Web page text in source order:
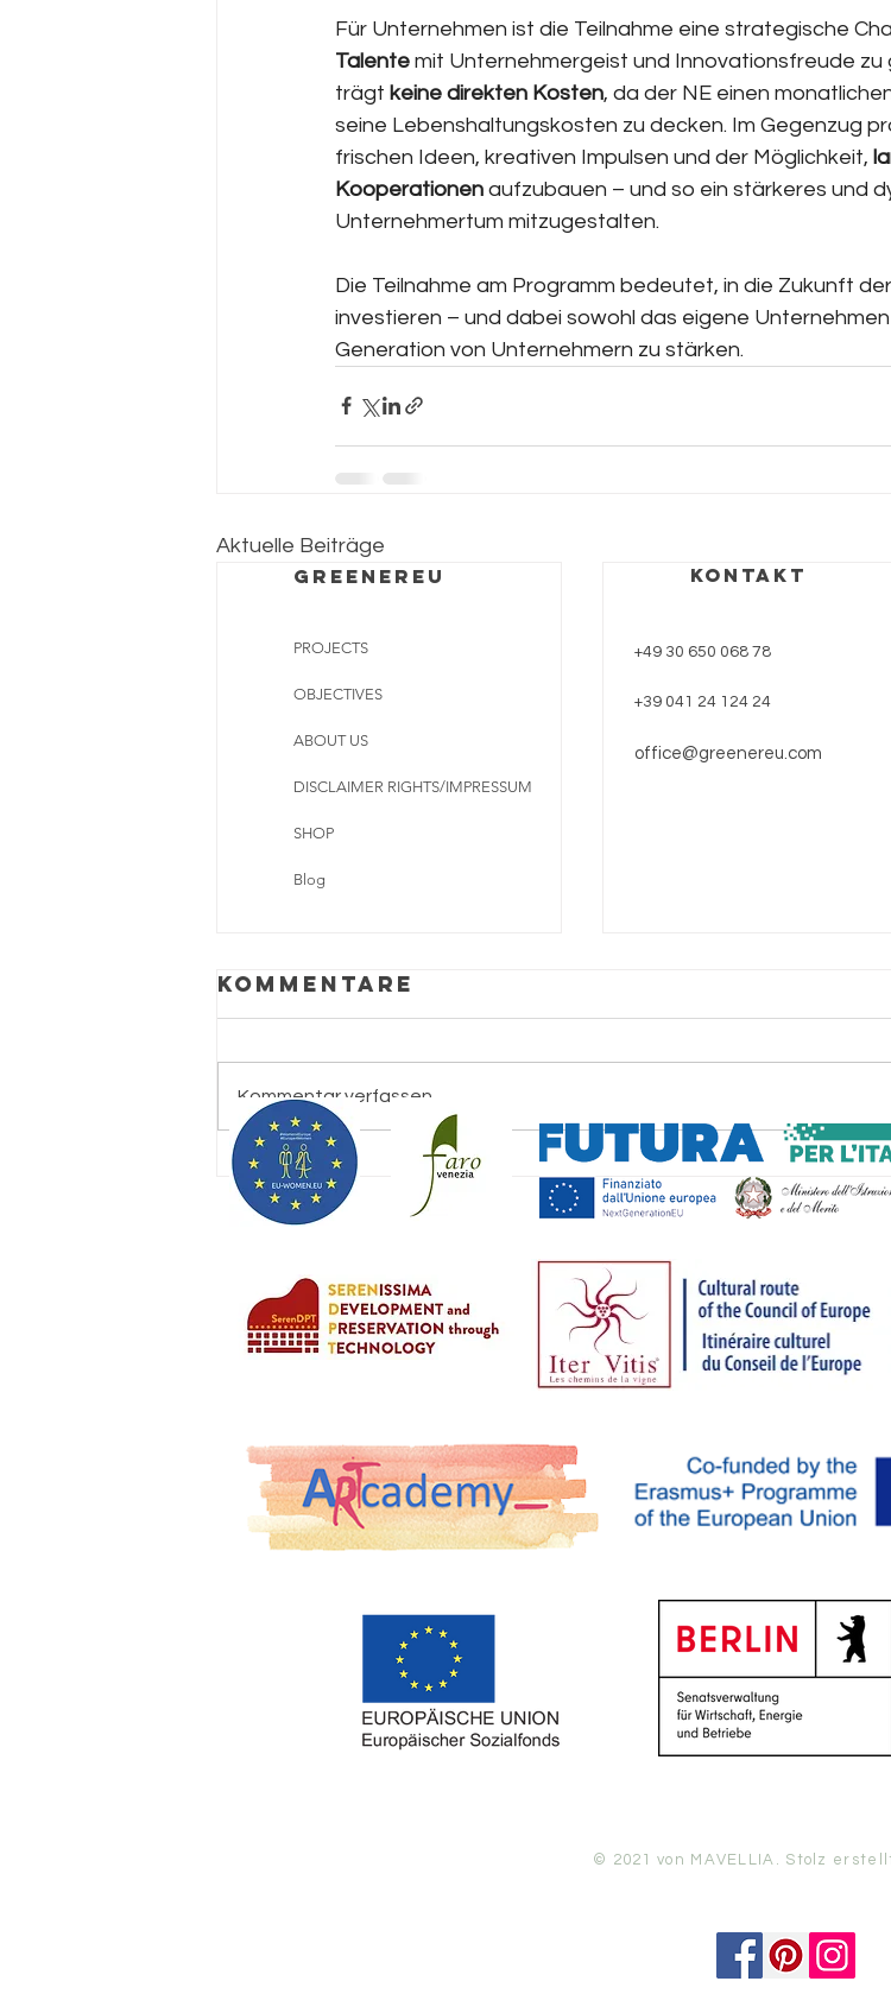
Für Unternehmen ist die Teilnahme eine strategische
Talente mit Unternehmergeist und Innovationsfreude
trägt keine direkten Kosten, da der NE einen
seine Lebenshaltungskosten zu decken. Im Gegenzug
frischen Ideen, kreativen Impulsen und der Möglichkeit,
Kooperationen aufzubauen – und so ein stärkeres und
Unternehmertum mitzugestalten.
Die Teilnahme am Programm bedeutet, in die Zukunft
investieren – und dabei sowohl das eigene
Generation von Unternehmern zu stärken.
Aktuelle Beiträge
Warum jeder
Besucher der
Venice
interaktive
Karte nutzen
sollte
der Biennale
Venedig 2026
Kommentare
Kommentar verfassen...
Greenereu
PROJECTS
OBJECTIVES
ABOUT US
DISCLAIMER RIGHTS/IMPRESSUM
SHOP
Blog
KONTAKT
+49 30 650 068 78
+39 041 24 124 24
office@greenereu.com
© 2021 von MAVELLIA. Stolz